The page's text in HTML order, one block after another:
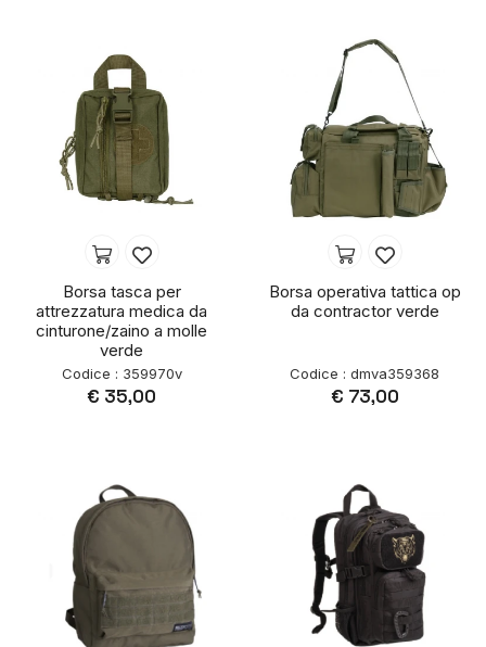
Borsa tasca per
attrezzatura medica da
cinturone/zaino a molle
verde
Codice : 359970v
€ 35,00
Borsa operativa tattica op
da contractor verde
Codice : dmva359368
€ 73,00